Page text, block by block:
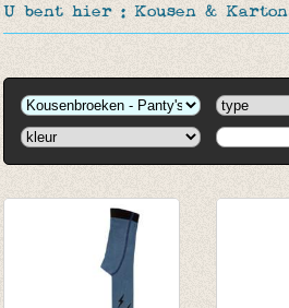
U bent hier : Kousen & Karton